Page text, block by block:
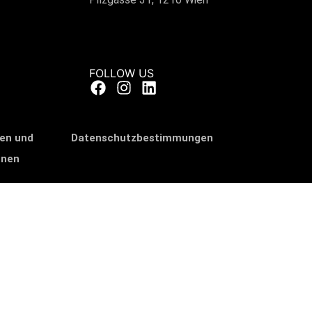
FOLLOW US
und
Datenschutzbestimmungen